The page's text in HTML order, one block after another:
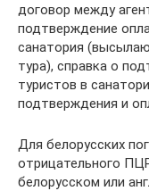
договор между
подтверждение
санатория
тура), справка о
туристов в
подтверждения и
Для белорусских
отрицательного
белорусском или